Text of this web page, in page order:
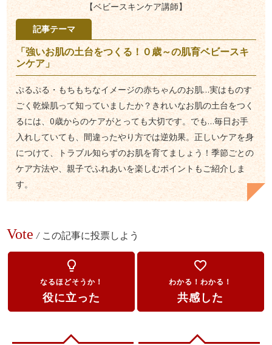
【ベビースキンケア講師】
記事テーマ
「強いお肌の土台をつくる！０歳～の肌育ベビースキ
ンケア」
ぷるぷる・もちもちなイメージの赤ちゃんのお肌…実はものす
ごく乾燥肌って知っていましたか？きれいなお肌の土台をつく
るには、0歳からのケアがとっても大切です。でも…毎日お手
入れしていても、間違ったやり方では逆効果。正しいケアを身
につけて、トラブル知らずのお肌を育てましょう！季節ごとの
ケア方法や、親子でふれあいを楽しむポイントもご紹介しま
す。
Vote / この記事に投票しよう
lightbulb_outline
なるほどそうか！
役に立った
favorite_border
わかる！わかる！
共感した